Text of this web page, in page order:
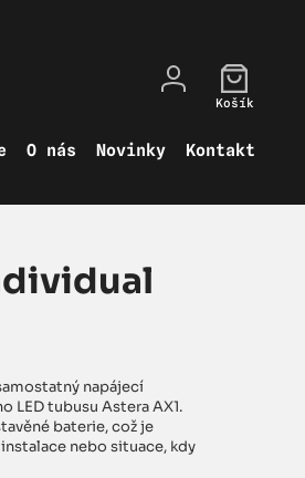
O nás Novinky Kontakt
Košík
napájecí
LED tubusu Astera AX1.
baterie, což je
nebo situace, kdy